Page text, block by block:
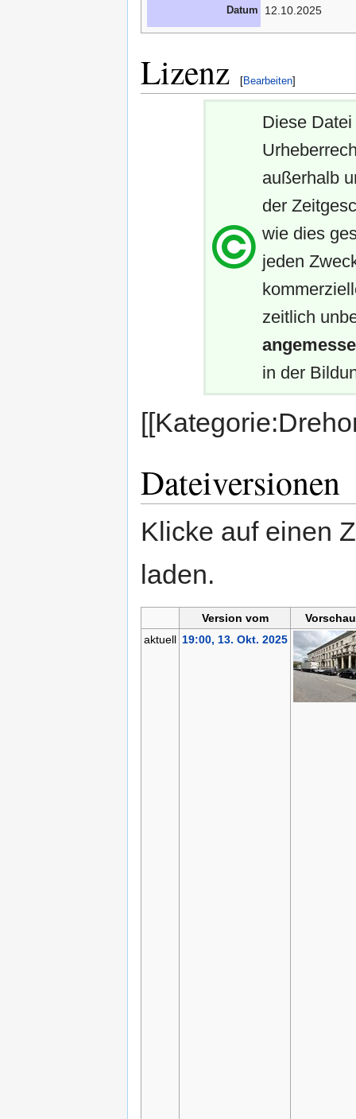
Datum 12.10.2025
Lizenz [Bearbeiten]
Diese
außerhalb
der
wie dies
jeden
zeitlich
in der
Dateiversionen
Klicke auf einen
laden.
Version vom
aktuell 19:00, 13. Okt. 2025